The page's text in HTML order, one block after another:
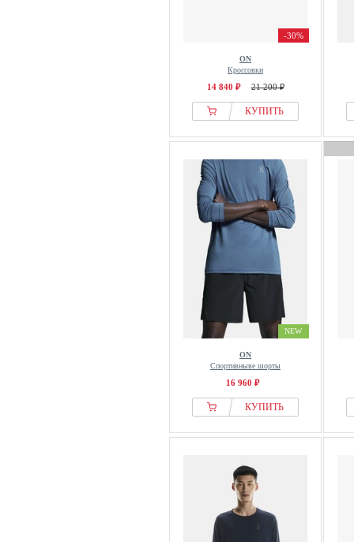
-30%
ON
Кроссовки
14 840 ₽ 21 200 ₽
КУПИТЬ
NEW
ON
Спортивныве шорты
16 960 ₽
КУПИТЬ